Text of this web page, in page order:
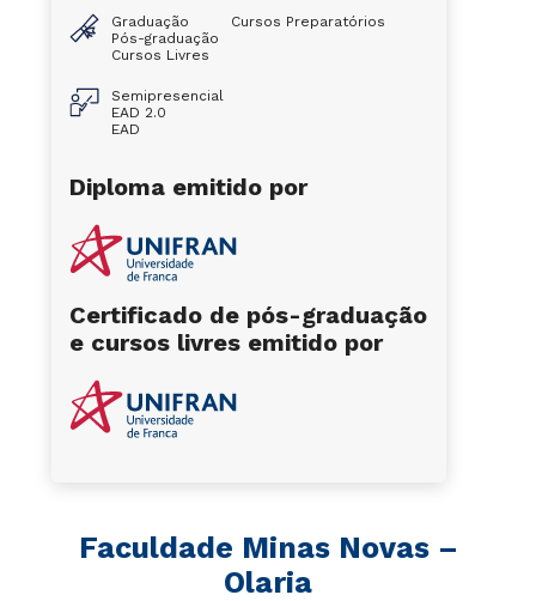
Faculdade Minas Novas –
Olaria
Graduação
Pós-graduação
Cursos Livres
Cursos Preparatórios
Semipresencial
EAD 2.0
EAD
Diploma emitido por
Certificado de pós-graduação
e cursos livres emitido por